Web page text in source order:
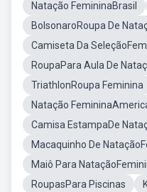
Natação FemininaBrasil
BolsonaroRoupa De
Camiseta Da
RoupaPara Aula De
TriathlonRoupa Feminina
Natação
Camisa EstampaDe
Macaquinho De
Maiô Para
RoupasPara Piscinas